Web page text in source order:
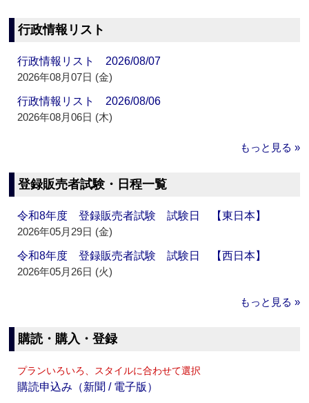
行政情報リスト
行政情報リスト 2026/08/07
2026年08月07日 (金)
行政情報リスト 2026/08/06
2026年08月06日 (木)
もっと見る »
登録販売者試験・日程一覧
令和8年度 登録販売者試験 試験日 【東日本】
2026年05月29日 (金)
令和8年度 登録販売者試験 試験日 【西日本】
2026年05月26日 (火)
もっと見る »
購読・購入・登録
プランいろいろ、スタイルに合わせて選択
購読申込み（新聞 / 電子版）